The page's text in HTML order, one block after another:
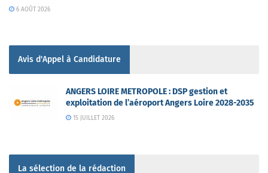
6 AOÛT 2026
Avis d'Appel à Candidature
ANGERS LOIRE METROPOLE : DSP gestion et
exploitation de l’aéroport Angers Loire 2028-2035
15 JUILLET 2026
La sélection de la rédaction